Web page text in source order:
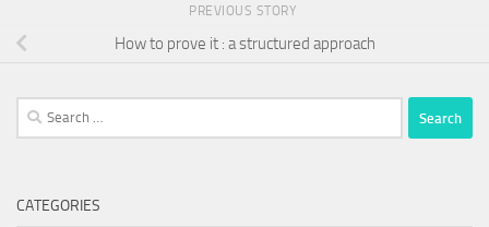
PREVIOUS STORY
How to prove it : a structured approach
Search
for:
CATEGORIES